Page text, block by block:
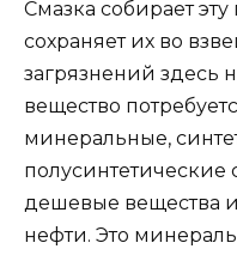
Смазка собирает
сохраняет их во
загрязнений здесь
вещество
минеральные,
полусинтетические
дешевые вещества
нефти. Это